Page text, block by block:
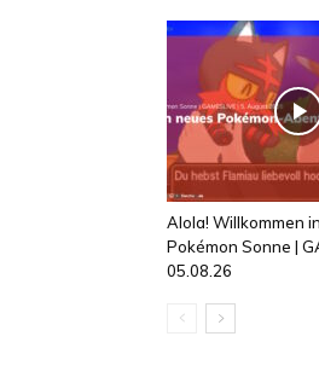
Alola! Willkommen
Pokémon Sonne |
05.08.26